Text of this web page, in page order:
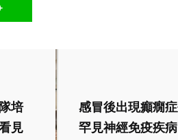
培
見
感冒後出現癲癇
罕見神經免疫疾